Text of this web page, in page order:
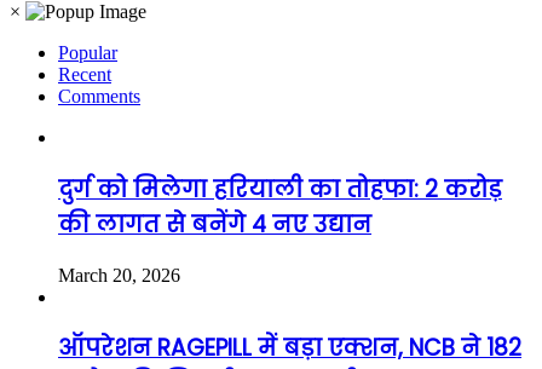
×
Popular
Recent
Comments
दुर्ग को मिलेगा हरियाली का तोहफा: 2 करोड़
की लागत से बनेंगे 4 नए उद्यान
March 20, 2026
ऑपरेशन RAGEPILL में बड़ा एक्शन, NCB ने 182